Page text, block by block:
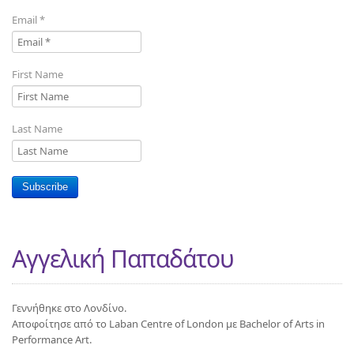
Email*
First Name
Last Name
Subscribe
Αγγελική Παπαδάτου
Γεννήθηκε στο Λονδίνο.
Αποφοίτησε από το Laban Centre of London με Bachelor of Arts in
Performance Art.